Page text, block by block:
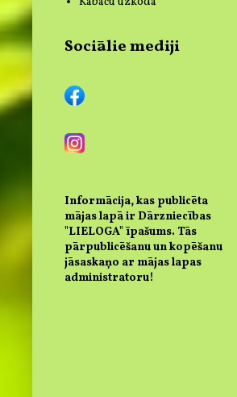
Sociālie mediji
Informācija, kas publicēta
mājas lapā ir Dārzniecības
"LIELOGA" īpašums. Tās
pārpublicēšanu un kopēšanu
jāsaskaņo ar mājas lapas
administratoru!